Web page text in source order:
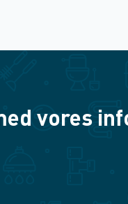
vores